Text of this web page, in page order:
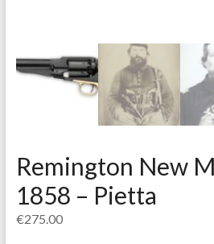
Remington New
1858 – Pietta
€275.00